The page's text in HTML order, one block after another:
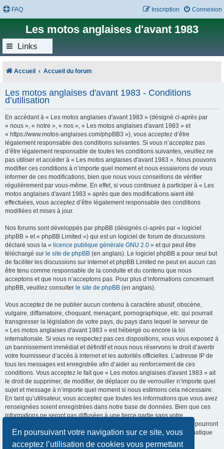
En poursuivant votre navigation sur ce site, vous
acceptez l’utilisation de cookies vous permettant
FAQ Connexion
Inscription
Les motos anglaises d'avant 1983
Links
Accueil Accueil du forum
Les motos anglaises d'avant 1983 - Conditions
d’utilisation
En accédant à « Les motos anglaises d'avant 1983 » (désigné ci-après par
« nous », « notre », « nos », « Les motos anglaises d'avant 1983 » et
« https://www.motos-anglaises.com/phpBB3 »), vous acceptez d’être
légalement responsable des conditions suivantes. Si vous n’acceptez pas
d’être légalement responsable de toutes les conditions suivantes, veuillez ne
pas utiliser et accéder à « Les motos anglaises d'avant 1983 ». Nous pouvons
modifier ces conditions à n’importe quel moment et nous essaierons de vous
informer de ces modifications, bien que nous vous conseillons de vérifier
régulièrement par vous-même. En effet, si vous continuez à participer à « Les
motos anglaises d'avant 1983 » après que des modifications aient été
effectuées, vous acceptez d’être légalement responsable des conditions
modifiées et mises à jour.
Nos forums sont développés par phpBB (désignés ci-après par « logiciel
phpBB » et « phpBB Limited ») qui est un logiciel de forum de discussions
déclaré sous la « licence publique générale GNU 2.0 » et qui peut être
téléchargé sur le site de phpBB (en anglais). Le logiciel phpBB a pour seul but
de faciliter les discussions sur internet et phpBB Limited ne peut en aucun cas
être tenu comme responsable de la conduite et du contenu que nous
acceptons et que nous n’acceptons pas. Pour plus d’informations concernant
phpBB, veuillez consulter le site de phpBB (en anglais).
Vous acceptez de ne publier aucun contenu à caractère abusif, obscène,
vulgaire, diffamatoire, choquant, menaçant, pornographique, etc. qui pourrait
transgresser la législation de votre pays, du pays dans lequel le serveur de
« Les motos anglaises d'avant 1983 » est hébergé ou encore la loi
internationale. Si vous ne respectez pas ces dispositions, vous vous exposez à
un bannissement immédiat et définitif et nous nous réservons le droit d’avertir
votre fournisseur d’accès à internet et les autorités officielles. L’adresse IP de
tous les messages est enregistrée afin d’aider au renforcement de ces
conditions. Vous acceptez le fait que « Les motos anglaises d'avant 1983 » ait
le droit de supprimer, de modifier, de déplacer ou de verrouiller n’importe quel
sujet et message à n’importe quel moment si nous estimons cela nécessaire.
En tant qu’utilisateur, vous acceptez que toutes les informations que vous avez
renseignées soient enregistrées dans notre base de données. Bien que ces
informations ne seront pas diffusées à une tierce partie sans votre
consentement, ni « Les motos anglaises d'avant 1983 », ni phpBB, ne pourront
être tenus comme responsables en cas de tentative de piratage informatique
visant à compromettre vos données.